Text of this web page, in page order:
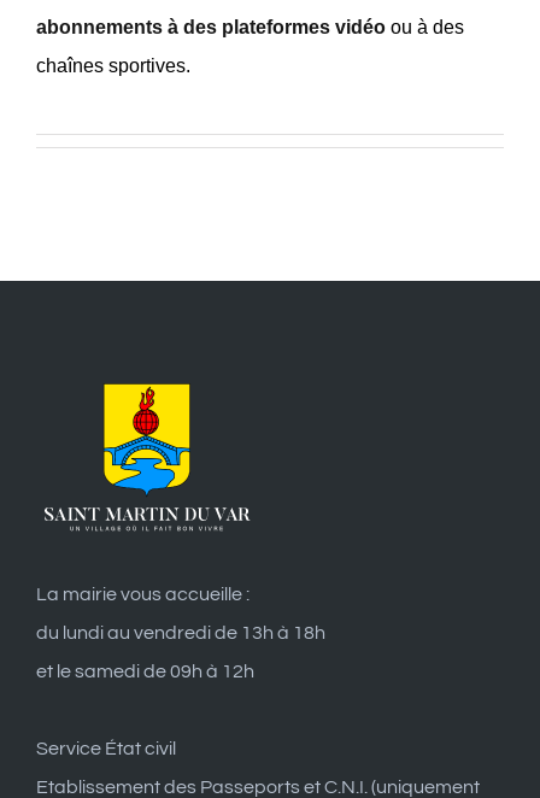
abonnements à des plateformes vidéo ou à des
chaînes sportives.
La mairie vous accueille :
du lundi au vendredi de 13h à 18h
et le samedi de 09h à 12h
Service État civil
Etablissement des Passeports et C.N.I. (uniquement